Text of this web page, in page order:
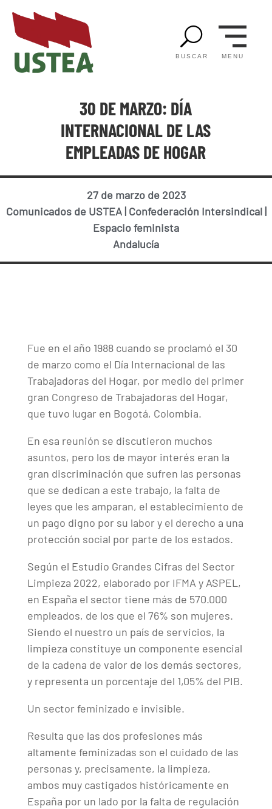
U
BUSCAR MENU
30 DE MARZO: DÍA
INTERNACIONAL DE LAS
EMPLEADAS DE HOGAR
27 de marzo de 2023
Comunicados de USTEA| Confederación Intersindical|
Espacio feminista
Andalucía
Fue en el año 1988 cuando se proclamó el 30
de marzo como el Día Internacional de las
Trabajadoras del Hogar, por medio del primer
gran Congreso de Trabajadoras del Hogar,
que tuvo lugar en Bogotá, Colombia.
En esa reunión se discutieron muchos
asuntos, pero los de mayor interés eran la
gran discriminación que sufren las personas
que se dedican a este trabajo, la falta de
leyes que les amparan, el establecimiento de
un pago digno por su labor y el derecho a una
protección social por parte de los estados.
Según el Estudio Grandes Cifras del Sector
Limpieza 2022, elaborado por IFMA y ASPEL,
en España el sector tiene más de 570.000
empleados, de los que el 76% son mujeres.
Siendo el nuestro un país de servicios, la
limpieza constituye un componente esencial
de la cadena de valor de los demás sectores,
y representa un porcentaje del 1,05% del PIB.
Un sector feminizado e invisible.
Resulta que las dos profesiones más
altamente feminizadas son el cuidado de las
personas y, precisamente, la limpieza,
ambos muy castigados históricamente en
España por un lado por la falta de regulación